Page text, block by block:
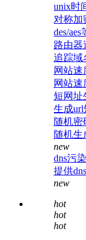
unix时
对称加
des/
路由器
追踪域
网站速
网站速
短网址
生成url
随机密
随机生
new
dns污
提供
new
hot
hot
hot